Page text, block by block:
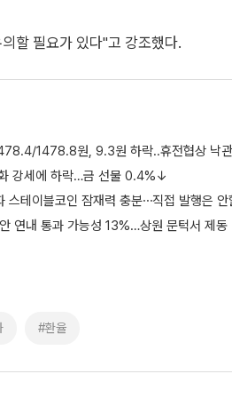
할 필요가 있다"고 강조했다.
1478.8원, 9.3원 하락..휴전협상 낙
강세에 하락…금 선물 0.4%↓
스테이블코인 잠재력 충분⋯직접 발행은 안
연내 통과 가능성 13%…상원 문턱서 제동
#환율